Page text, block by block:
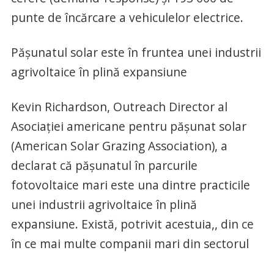
punte de încărcare a vehiculelor electrice.
Pășunatul solar este în fruntea unei industrii
agrivoltaice în plină expansiune
Kevin Richardson, Outreach Director al
Asociației americane pentru pășunat solar
(American Solar Grazing Association), a
declarat că pășunatul în parcurile
fotovoltaice mari este una dintre practicile
unei industrii agrivoltaice în plină
expansiune. Există, potrivit acestuia,, din ce
în ce mai multe companii mari din sectorul